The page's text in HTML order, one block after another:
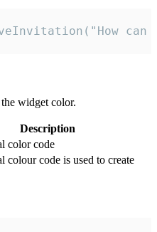
widget color.
Description
color code
colour code is used to create